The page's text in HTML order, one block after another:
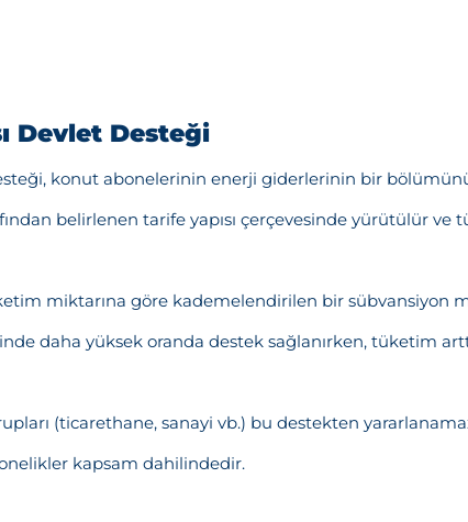
Devlet Desteği
konut abonelerinin enerji giderlerinin bir
belirlenen tarife yapısı çerçevesinde yürütülür
miktarına göre kademelendirilen bir sübvansiyon
daha yüksek oranda destek sağlanırken, tüketim
(ticarethane, sanayi vb.) bu destekten
kapsam dahilindedir.